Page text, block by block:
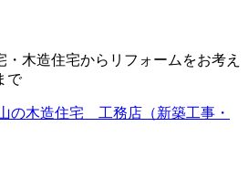
木造住宅からリフォームをお考え
で